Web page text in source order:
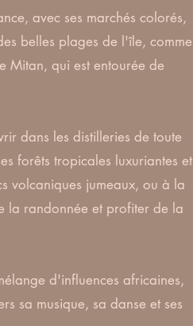
avec ses marchés colorés,
belles plages de l'île, comme
Mitan, qui est entourée de
dans les distilleries de toute
forêts tropicales luxuriantes et
volcaniques jumeaux, ou à la
la randonnée et profiter de la
d'influences africaines,
sa musique, sa danse et ses